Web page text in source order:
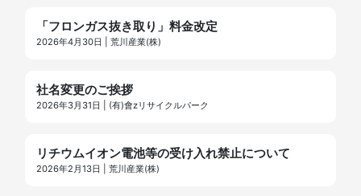
「フロンガス抜き取り」料金改定
2026年4月30日 | 荒川産業(株)
社名変更のご挨拶
2026年3月31日 | (有)會zリサイクルパーク
リチウムイオン電池等の受け入れ禁止について
2026年2月13日 | 荒川産業(株)